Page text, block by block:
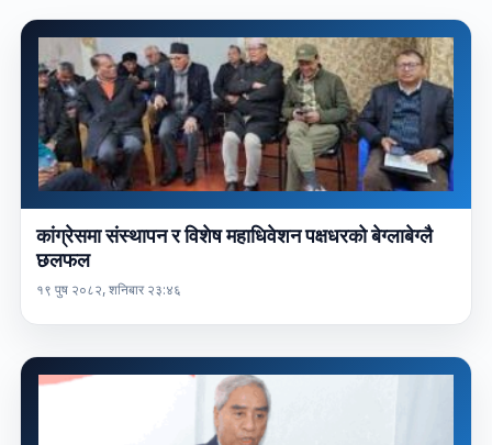
कांग्रेसमा संस्थापन र विशेष महाधिवेशन पक्षधरको बेग्लाबेग्लै
छलफल
१९ पुष २०८२, शनिबार २३:४६